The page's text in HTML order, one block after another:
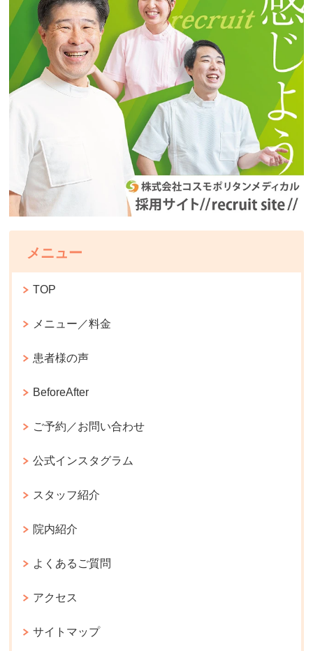
メニュー
TOP
メニュー／料金
患者様の声
BeforeAfter
ご予約／お問い合わせ
公式インスタグラム
スタッフ紹介
院内紹介
よくあるご質問
アクセス
サイトマップ